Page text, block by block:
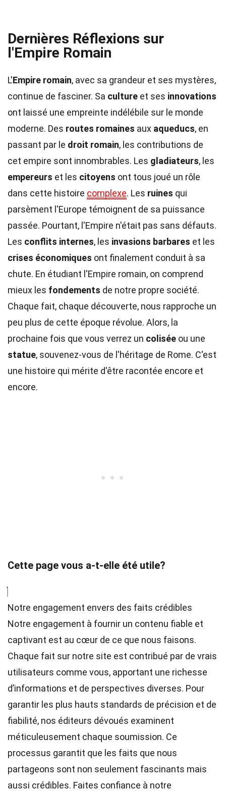
Dernières Réflexions sur
l'Empire Romain
L'Empire romain, avec sa grandeur et ses mystères,
continue de fasciner. Sa culture et ses innovations
ont laissé une empreinte indélébile sur le monde
moderne. Des routes romaines aux aqueducs, en
passant par le droit romain, les contributions de
cet empire sont innombrables. Les gladiateurs, les
empereurs et les citoyens ont tous joué un rôle
dans cette histoire complexe. Les ruines qui
parsèment l'Europe témoignent de sa puissance
passée. Pourtant, l'Empire n'était pas sans défauts.
Les conflits internes, les invasions barbares et les
crises économiques ont finalement conduit à sa
chute. En étudiant l'Empire romain, on comprend
mieux les fondements de notre propre société.
Chaque fait, chaque découverte, nous rapproche un
peu plus de cette époque révolue. Alors, la
prochaine fois que vous verrez un colisée ou une
statue, souvenez-vous de l'héritage de Rome. C'est
une histoire qui mérite d'être racontée encore et
encore.
Cette page vous a-t-elle été utile?
Notre engagement envers des faits crédibles
Notre engagement à fournir un contenu fiable et
captivant est au cœur de ce que nous faisons.
Chaque fait sur notre site est contribué par de vrais
utilisateurs comme vous, apportant une richesse
d’informations et de perspectives diverses. Pour
garantir les plus hauts standards de précision et de
fiabilité, nos éditeurs dévoués examinent
méticuleusement chaque soumission. Ce
processus garantit que les faits que nous
partageons sont non seulement fascinants mais
aussi crédibles. Faites confiance à notre